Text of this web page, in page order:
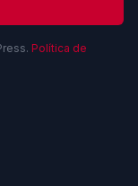
Política de